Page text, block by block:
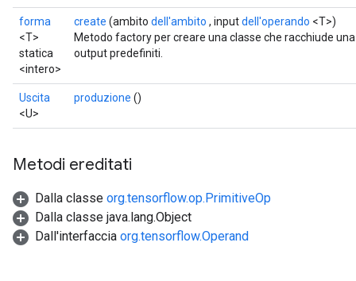
forma
<T>
statica
<intero>
create (ambito dell'ambito , inputdell'operando <T>)
Metodo factory per creare una classe che racchiude
output predefiniti.
Uscita
<U>
produzione ()
Metodi ereditati
Dalla classe org.tensorflow.op.PrimitiveOp
Dalla classe java.lang.Object
Dall'interfaccia org.tensorflow.Operand